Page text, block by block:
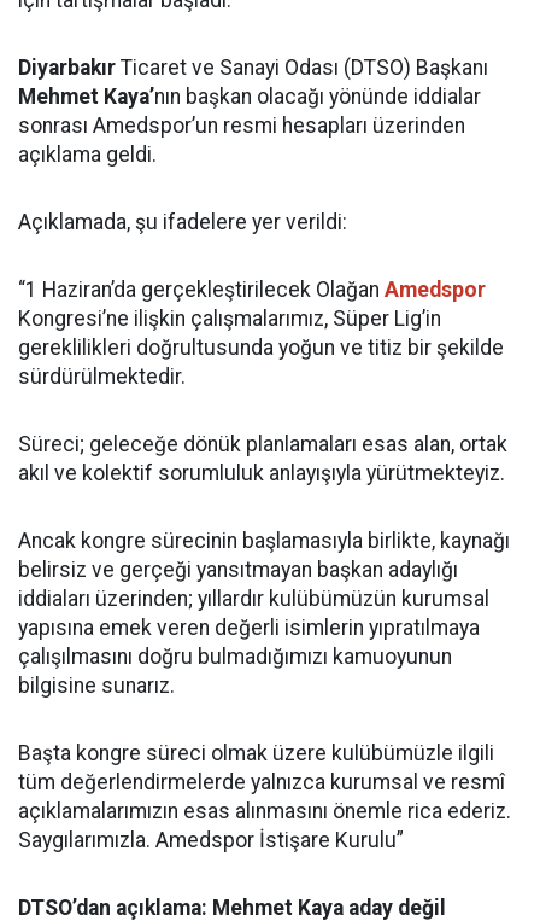
Diyarbakır Ticaret ve Sanayi Odası (DTSO) Başkanı
Mehmet Kaya’nın başkan olacağı yönünde iddialar
sonrası Amedspor’un resmi hesapları üzerinden
açıklama geldi.
Açıklamada, şu ifadelere yer verildi:
“1 Haziran’da gerçekleştirilecek Olağan Amedspor
Kongresi’ne ilişkin çalışmalarımız, Süper Lig’in
gereklilikleri doğrultusunda yoğun ve titiz bir şekilde
sürdürülmektedir.
Süreci; geleceğe dönük planlamaları esas alan, ortak
akıl ve kolektif sorumluluk anlayışıyla yürütmekteyiz.
Ancak kongre sürecinin başlamasıyla birlikte, kaynağı
belirsiz ve gerçeği yansıtmayan başkan adaylığı
iddiaları üzerinden; yıllardır kulübümüzün kurumsal
yapısına emek veren değerli isimlerin yıpratılmaya
çalışılmasını doğru bulmadığımızı kamuoyunun
bilgisine sunarız.
Başta kongre süreci olmak üzere kulübümüzle ilgili
tüm değerlendirmelerde yalnızca kurumsal ve resmî
açıklamalarımızın esas alınmasını önemle rica ederiz.
Saygılarımızla. Amedspor İstişare Kurulu”
DTSO’dan açıklama: Mehmet Kaya aday değil